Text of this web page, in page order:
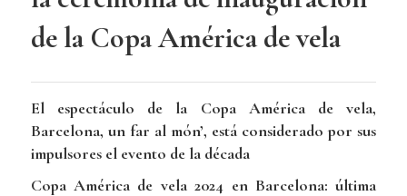
de la Copa América de vela
El espectáculo de la Copa América de vela,
Barcelona, un far al món’, está considerado por sus
impulsores el evento de la década
Copa América de vela 2024 en Barcelona: última